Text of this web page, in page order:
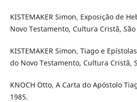
KISTEMAKER Simon, Exposição de
Novo Testamento, Cultura Cristã, São
KISTEMAKER Simon, Tiago e
do Novo Testamento, Cultura Cristã,
KNOCH Otto, A Carta do Apóstolo
1985.